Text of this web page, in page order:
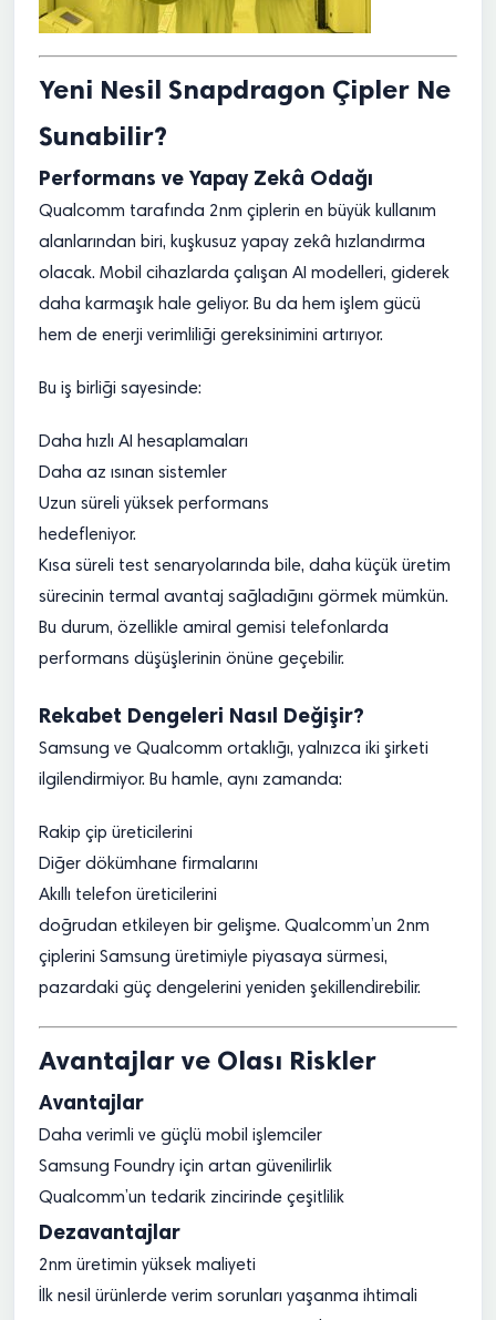
Yeni Nesil Snapdragon Çipler Ne
Sunabilir?
Performans ve Yapay Zekâ Odağı
Qualcomm tarafında 2nm çiplerin en büyük kullanım
alanlarından biri, kuşkusuz yapay zekâ hızlandırma
olacak. Mobil cihazlarda çalışan AI modelleri, giderek
daha karmaşık hale geliyor. Bu da hem işlem gücü
hem de enerji verimliliği gereksinimini artırıyor.
Bu iş birliği sayesinde:
Daha hızlı AI hesaplamaları
Daha az ısınan sistemler
Uzun süreli yüksek performans
hedefleniyor.
Kısa süreli test senaryolarında bile, daha küçük üretim
sürecinin termal avantaj sağladığını görmek mümkün.
Bu durum, özellikle amiral gemisi telefonlarda
performans düşüşlerinin önüne geçebilir.
Rekabet Dengeleri Nasıl Değişir?
Samsung ve Qualcomm ortaklığı, yalnızca iki şirketi
ilgilendirmiyor. Bu hamle, aynı zamanda:
Rakip çip üreticilerini
Diğer dökümhane firmalarını
Akıllı telefon üreticilerini
doğrudan etkileyen bir gelişme. Qualcomm’un 2nm
çiplerini Samsung üretimiyle piyasaya sürmesi,
pazardaki güç dengelerini yeniden şekillendirebilir.
Avantajlar ve Olası Riskler
Avantajlar
Daha verimli ve güçlü mobil işlemciler
Samsung Foundry için artan güvenilirlik
Qualcomm’un tedarik zincirinde çeşitlilik
Dezavantajlar
2nm üretimin yüksek maliyeti
İlk nesil ürünlerde verim sorunları yaşanma ihtimali